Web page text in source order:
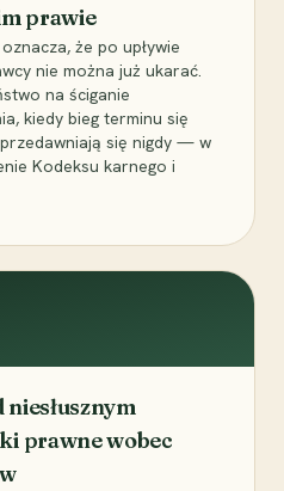
prawie
że po upływie
nie można już ukarać.
na ściganie
kiedy bieg terminu się
się nigdy — w
Kodeksu karnego i
prawne wobec